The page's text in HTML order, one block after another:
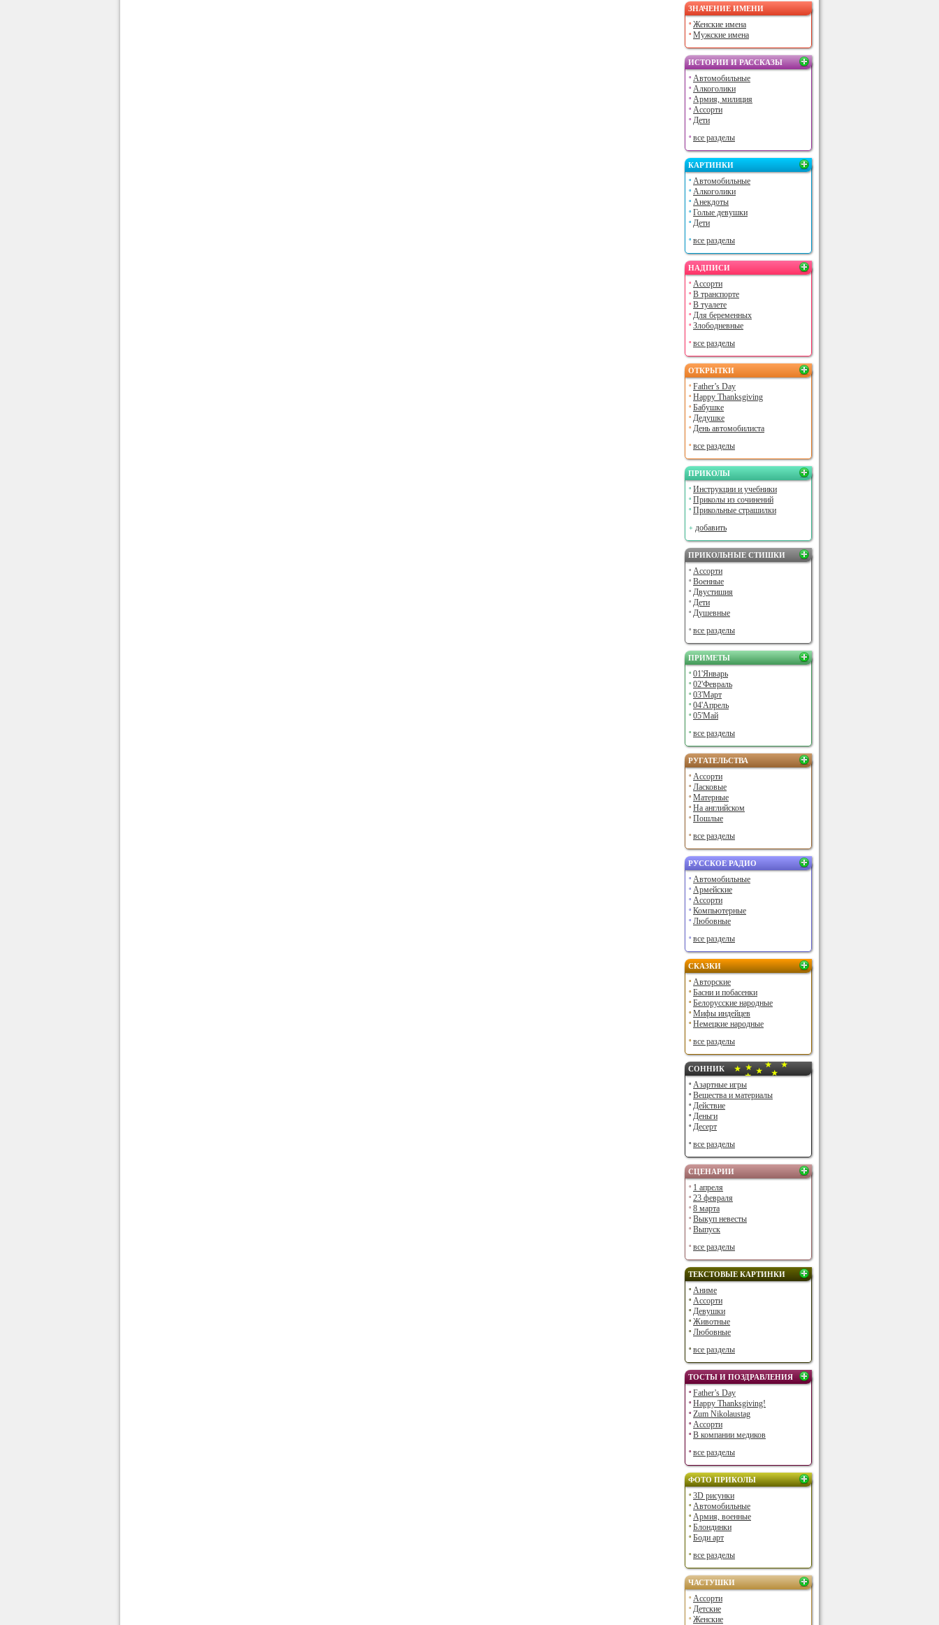
ЗНАЧЕНИЕ ИМЕНИ
Женские имена
Мужские имена
ИСТОРИИ И РАССКАЗЫ
Автомобильные
Алкоголики
Армия, милиция
Ассорти
Дети
все разделы
КАРТИНКИ
Автомобильные
Алкоголики
Анекдоты
Голые девушки
Дети
все разделы
НАДПИСИ
Ассорти
В транспорте
В туалете
Для беременных
Злободневные
все разделы
ОТКРЫТКИ
Father’s Day
Happy Thanksgiving
Бабушке
Дедушке
День автомобилиста
все разделы
ПРИКОЛЫ
Инструкции и учебники
Приколы из сочинений
Прикольные страшилки
добавить
ПРИКОЛЬНЫЕ СТИШКИ
Ассорти
Военные
Двустишия
Дети
Душевные
все разделы
ПРИМЕТЫ
01'Январь
02'Февраль
03'Март
04'Апрель
05'Май
все разделы
РУГАТЕЛЬСТВА
Ассорти
Ласковые
Матерные
На английском
Пошлые
все разделы
РУССКОЕ РАДИО
Автомобильные
Армейские
Ассорти
Компьютерные
Любовные
все разделы
СКАЗКИ
Авторские
Басни и побасенки
Белорусские народные
Мифы индейцев
Немецкие народные
все разделы
СОННИК
Азартные игры
Вещества и материалы
Действие
Деньги
Десерт
все разделы
СЦЕНАРИИ
1 апреля
23 февраля
8 марта
Выкуп невесты
Выпуск
все разделы
ТЕКСТОВЫЕ КАРТИНКИ
Аниме
Ассорти
Девушки
Животные
Любовные
все разделы
ТОСТЫ И ПОЗДРАВЛЕНИЯ
Father’s Day
Happy Thanksgiving!
Zum Nikolaustag
Ассорти
В компании медиков
все разделы
ФОТО ПРИКОЛЫ
3D рисунки
Автомобильные
Армия, военные
Блондинки
Боди арт
все разделы
ЧАСТУШКИ
Ассорти
Детские
Женские